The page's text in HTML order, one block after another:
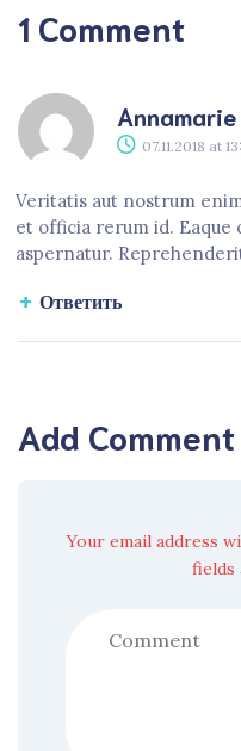
1 Comment
07.11.2018 at
Veritatis aut nostrum
et officia rerum id. Eaque
aspernatur.
Ответить
Add Comment
Your email address
fields